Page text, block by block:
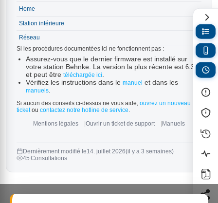
Home →
Station intérieure →
Réseau
→
Si les procédures documentées ici ne fonctionnent pas :
Assurez-vous que le dernier firmware est installé sur
votre station Behnke. La version la plus récente est6.33
et peut êtretéléchargée ici
Vérifiez les instructions dans lemanuel et dans les
manuels
Si aucun des conseils ci-dessus ne vous aide,ouvrez un nouveau
ticketoucontactez notre hotline de service.
Mentions légales Ouvrir un ticket de support Manuels
Dernièrement modifié le14. juillet 2026(il y a 3 semaines)
45 Consultations